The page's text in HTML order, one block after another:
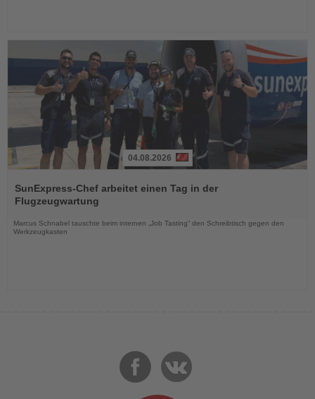
Sie
die
Nachrichten
04.08.2026
SunExpress-Chef arbeitet einen Tag in der
Flugzeugwartung
Marcus Schnabel tauschte beim internen „Job Tasting“ den Schreibtisch gegen den
Werkzeugkasten